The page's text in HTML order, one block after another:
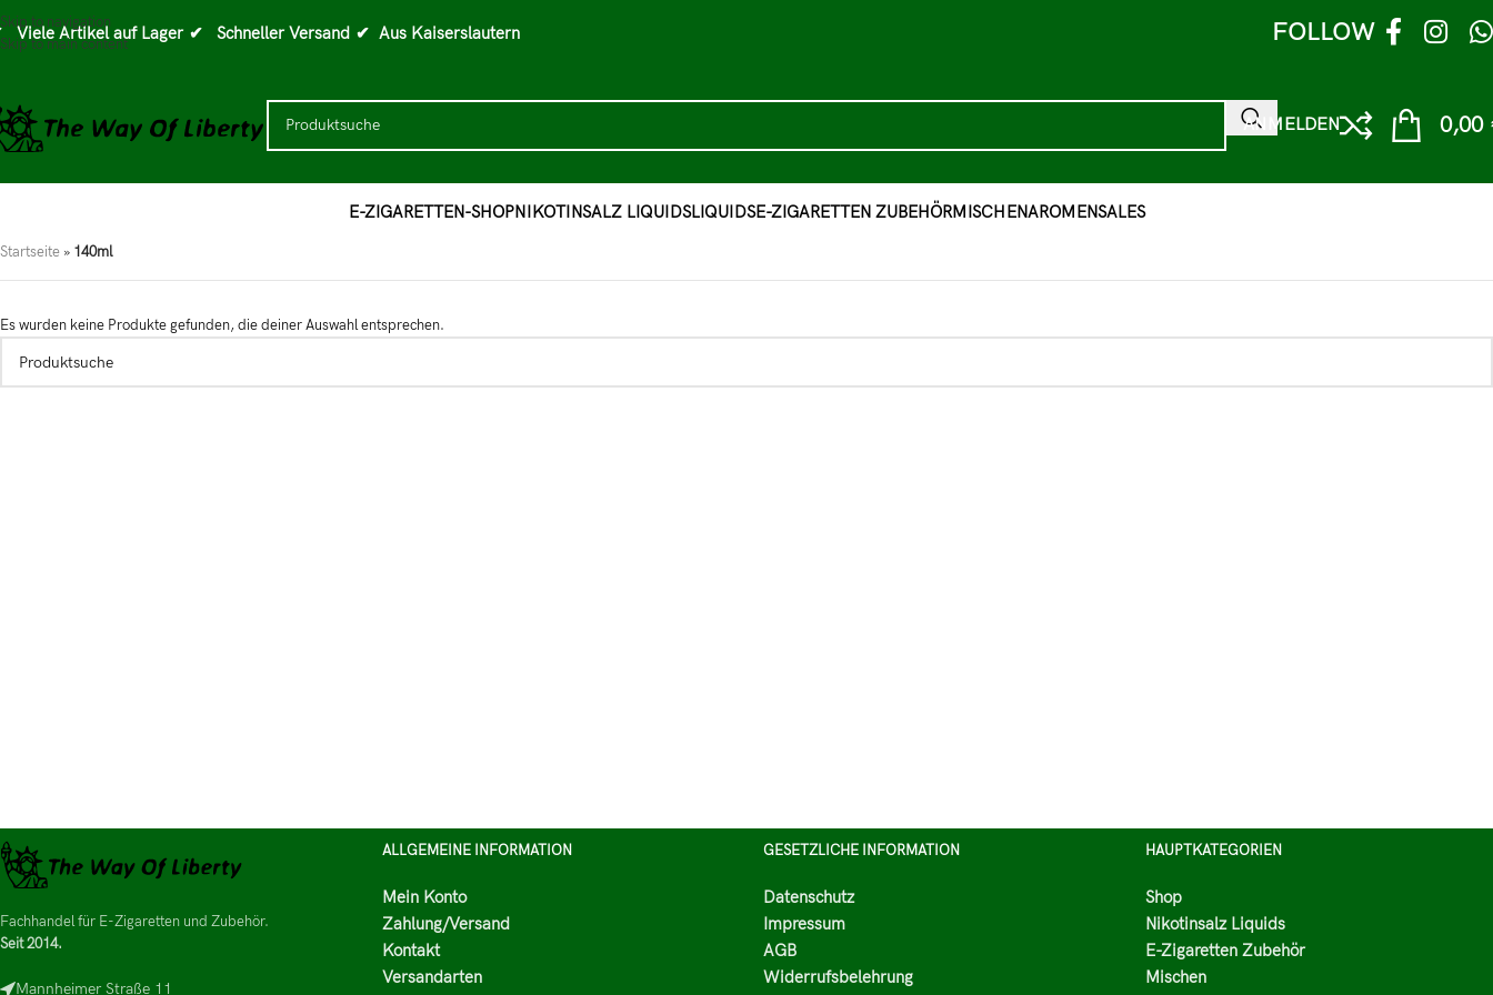
Skip to navigation
Skip to main content
Viele Artikel auf Lager ✔ Schneller Versand ✔ Aus Kaiserslautern FOLLOW
ANMELDEN 0,00
E-ZIGARETTEN-SHOPNIKOTINSALZ LIQUIDSLIQUIDSE-ZIGARETTEN ZUBEHÖRMISCHENAROMENSALES
Startseite » 140ml
Es wurden keine Produkte gefunden, die deiner Auswahl entsprechen.
Fachhandel für E-Zigaretten und Zubehör.
Seit 2014.
Mannheimer Straße 11
ALLGEMEINE INFORMATION
Mein Konto
Zahlung/Versand
Kontakt
Versandarten
GESETZLICHE INFORMATION
Datenschutz
Impressum
AGB
Widerrufsbelehrung
HAUPTKATEGORIEN
Shop
Nikotinsalz Liquids
E-Zigaretten Zubehör
Mischen